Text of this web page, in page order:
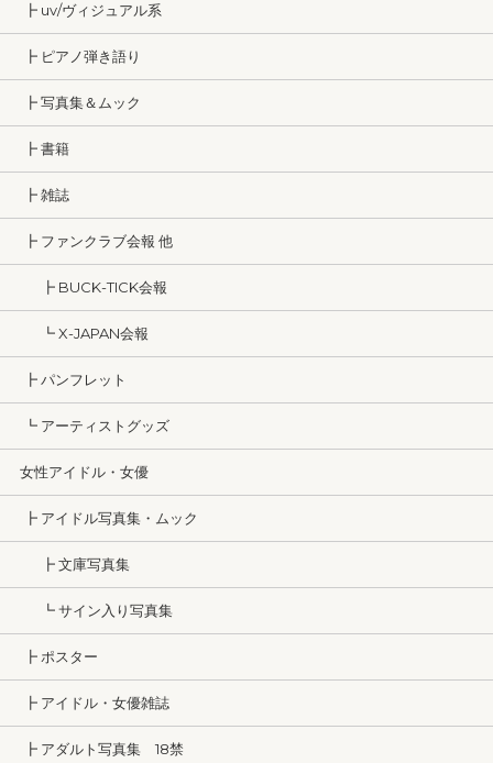
┣ uv/ヴィジュアル系
┣ ピアノ弾き語り
┣ 写真集＆ムック
┣ 書籍
┣ 雑誌
┣ ファンクラブ会報 他
┣ BUCK-TICK会報
┗ X-JAPAN会報
┣ パンフレット
┗ アーティストグッズ
女性アイドル・女優
┣ アイドル写真集・ムック
┣ 文庫写真集
┗ サイン入り写真集
┣ ポスター
┣ アイドル・女優雑誌
┣ アダルト写真集 18禁